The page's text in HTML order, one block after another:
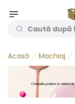
Acasă Machiaj